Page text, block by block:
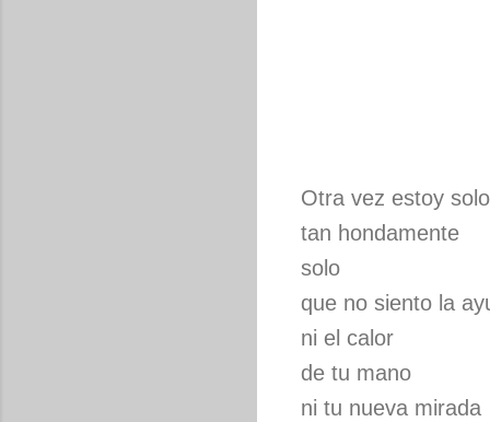
Otra vez estoy solo
tan hondamente
solo
que no siento la
ni el calor
de tu mano
ni tu nueva mirada